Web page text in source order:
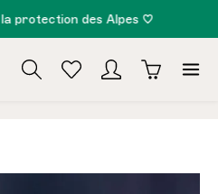
protection des Alpes ♡